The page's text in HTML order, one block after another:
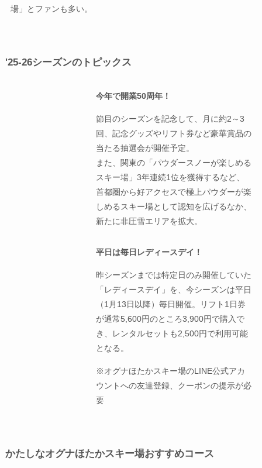
場」とファンも多い。
'25-26シーズンのトピックス
今年で開業50周年！
節目のシーズンを記念して、月に約2～3
回、記念グッズやリフト券など豪華賞品の
当たる抽選会が開催予定。
また、関東の「パウダースノーが楽しめる
スキー場」3年連続1位を獲得するなど、
首都圏から好アクセスで極上パウダーが楽
しめるスキー場として認知を広げるなか、
新たに非圧雪エリアを拡大。
平日は毎日レディースデイ！
昨シーズンまでは特定日のみ開催していた
「レディースデイ」を、今シーズンは平日
（1月13日以降）毎日開催。リフト1日券
が通常5,600円のところ3,900円で購入で
き、レンタルセットも2,500円で利用可能
となる。
※オグナほたかスキー場のLINE公式アカ
ウントへの友達登録、クーポンの提示が必
要
かたしなオグナほたかスキー場おすすめコース